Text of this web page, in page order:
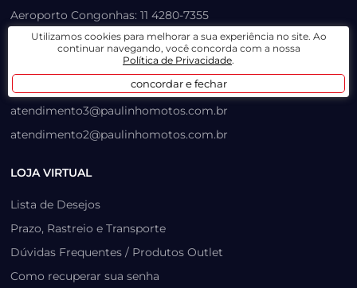
Aeroporto Congonhas: 11 4280-7355
Castelo Branco (Graal): 11 4380-5899
Vila Prudente (Anhaia Mello): 11 2780-0385
Salim Farah Maluf: 11 2780-0147
atendimento3@paulinhomotos.com.br
atendimento2@paulinhomotos.com.br
LOJA VIRTUAL
Lista de Desejos
Prazo, Rastreio e Transporte
Dúvidas Frequentes / Produtos Outlet
Como recuperar sua senha
Utilizamos cookies para melhorar a sua experiência no site. Ao
continuar navegando, você concorda com a nossa
Política de Privacidade.
concordar e fechar